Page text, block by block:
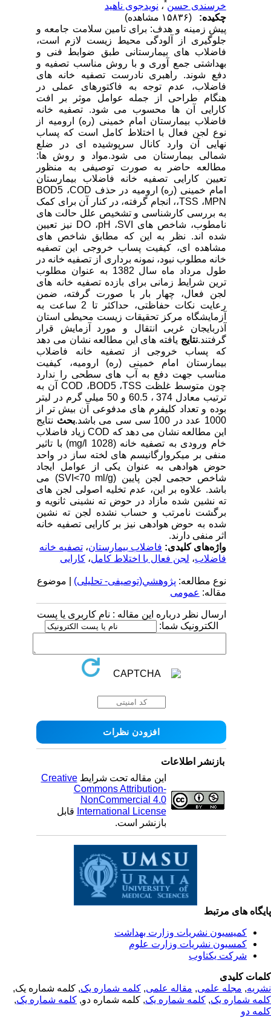
خرسندی حسن ،نویدجوی ناهید
چکیده:
پیش زمینه و هدف: برای تامین سلامت جامعه و
جلوگیری از آلودگی محیط زیست لازم است،
فاضلاب های بیمارستانی طبق ضوابط فنی و
بهداشتی جمع آوری و با روش مناسب تصفیه و
دفع شوند. راهبری نادرست تصفیه خانه های
فاضلاب، عدم توجه به فاکتورهای عملی در
هنگام طراحی از جمله عوامل موثر بر افت
کارایی آن ها محسوب می شود. تصفیه خانه
فاضلاب بیمارستان امام خمینی (ره) ارومیه از
نوع لجن فعال با اختلاط کامل است که پساب
نهایی آن وارد کانال سرپوشیده ای در ضلع
شمالی بیمارستان می شود.مواد و روش ها:
مطالعه حاضر به صورت توصیفی به منظور
تعیین کارایی تصفیه خانه فاضلاب بیمارستان
امام خمینی (ره) ارومیه در حذف BOD5 ،COD
،TSS ،MPN، انجام گرفته، در کنار آن برای کمک
به بررسی کارشناسی و تشخیص علل حالت های
نامطوب، شاخص های DO ،pH ،SVI نیز تعیین
شده اند. نظر به این که مطابق شاخص های
مشاهده ای، کیفیت پساب خروجی این تصفیه
خانه مطلوب نبود، نمونه برداری از تصفیه خانه در
طول مرداد ماه سال 1382 به عنوان مطلوب
ترین شرایط زمانی برای بازده تصفیه خانه های
لجن فعال، چهار بار با صورت گرفته، ضمن
رعایت نکات حفاظتی، حداکثر تا 2 ساعت به
آزمایشگاه مرکز تحقیقات زیست محیطی استان
آذربایجان غربی انتقال و مورد آزمایش قرار
گرفتند.نتایج یافته های این مطالعه نشان می دهد
که پساب خروجی از تصفیه خانه فاضلاب
بیمارستان امام خمینی (ره) ارومیه، کیفیت
مناسب جهت دفع به آب های سطحی را ندارد
چون متوسط غلظت COD ،BOD5 ،TSS آن به
ترتیب معادل 374 ، 60.5 و 50 میلی گرم در لیتر
بوده و تعداد کلیفرم های مدفوعی آن بیش تر از
1000 عدد در 100 سی سی می باشد.
بحث نتایج
این مطالعه نشان می دهد که COD زیاد فاضلاب
خام ورودی به تصفیه خانه (1028 mg/l) با تاثیر
منفی بر میکروارگانیسم های لخته ساز در واحد
حوض هوادهی به عنوان یکی از عوامل ایجاد
شاخص حجمی لجن پایین (SVI<70 ml/g) می
باشد. علاوه بر این، عدم تخلیه اصولی لجن های
ته نشین شده مازاد در حوض ته نشینی ثانویه و
برگشت نامرتب و حساب نشده لجن ته نشین
شده به حوض هوادهی نیز بر کارایی تصفیه خانه
اثر منفی دارند.
واژه‌های کلیدی:فاضلاب بیمارستان،تصفیه خانه
فاضلاب،لجن فعال با اختلاط کامل،کارایی
نوع مطالعه:پژوهشي(توصیفی- تحلیلی) | موضوع
مقاله:عمومى
ارسال نظر درباره این مقاله : نام کاربری یا پست
الکترونیک شما:
بازنشر اطلاعات
این مقاله تحت شرایطCreative
Commons Attribution-
NonCommercial 4.0
International Licenseقابل
بازنشر است.
های مرتبط
کمیسیون نشریات وزارت بهداشت
کمسیون نشریات وزارت علوم
شرکت یکتاوب
کلیدی
,مجله علمی, مقاله علمی, کلمه شماره یک, کلمه شماره یک,
شماره یک,کلمه شماره یک, کلمه شماره دو,کلمه شماره یک,
دو